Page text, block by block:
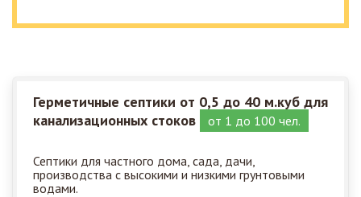
Герметичные септики от 0,5 до 40 м.куб для
канализационных стоков
от 1 до 100 чел.
Септики для частного дома, сада, дачи,
производства с высокими и низкими грунтовыми
водами.